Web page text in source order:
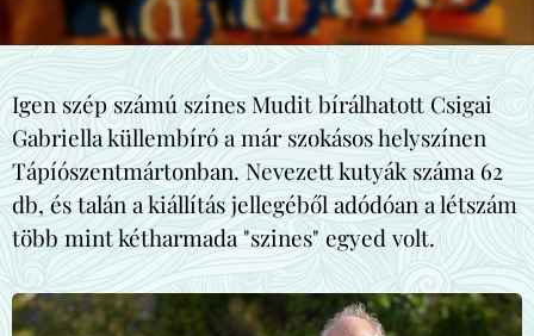
Igen szép számú színes Mudit bírálhatott Csigai
Gabriella küllembíró a már szokásos helyszínen
Tápíószentmártonban. Nevezett kutyák száma 62
db, és talán a kiállítás jellegéből adódóan a létszám
több mint kétharmada "szines" egyed volt.